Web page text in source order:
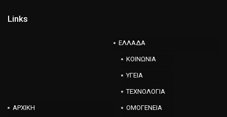
Links
ΑΡΧΙΚΗ
ΕΛΛΑΔΑ
ΚΟΙΝΩΝΙΑ
ΥΓΕΙΑ
ΤΕΧΝΟΛΟΓΙΑ
ΟΜΟΓΕΝΕΙΑ